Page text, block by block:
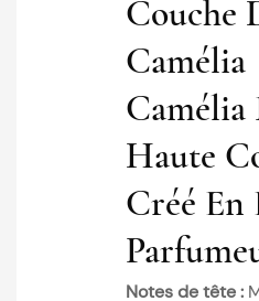
Couche
Camélia
Camélia
Haute
Créé En
Notes de tête :